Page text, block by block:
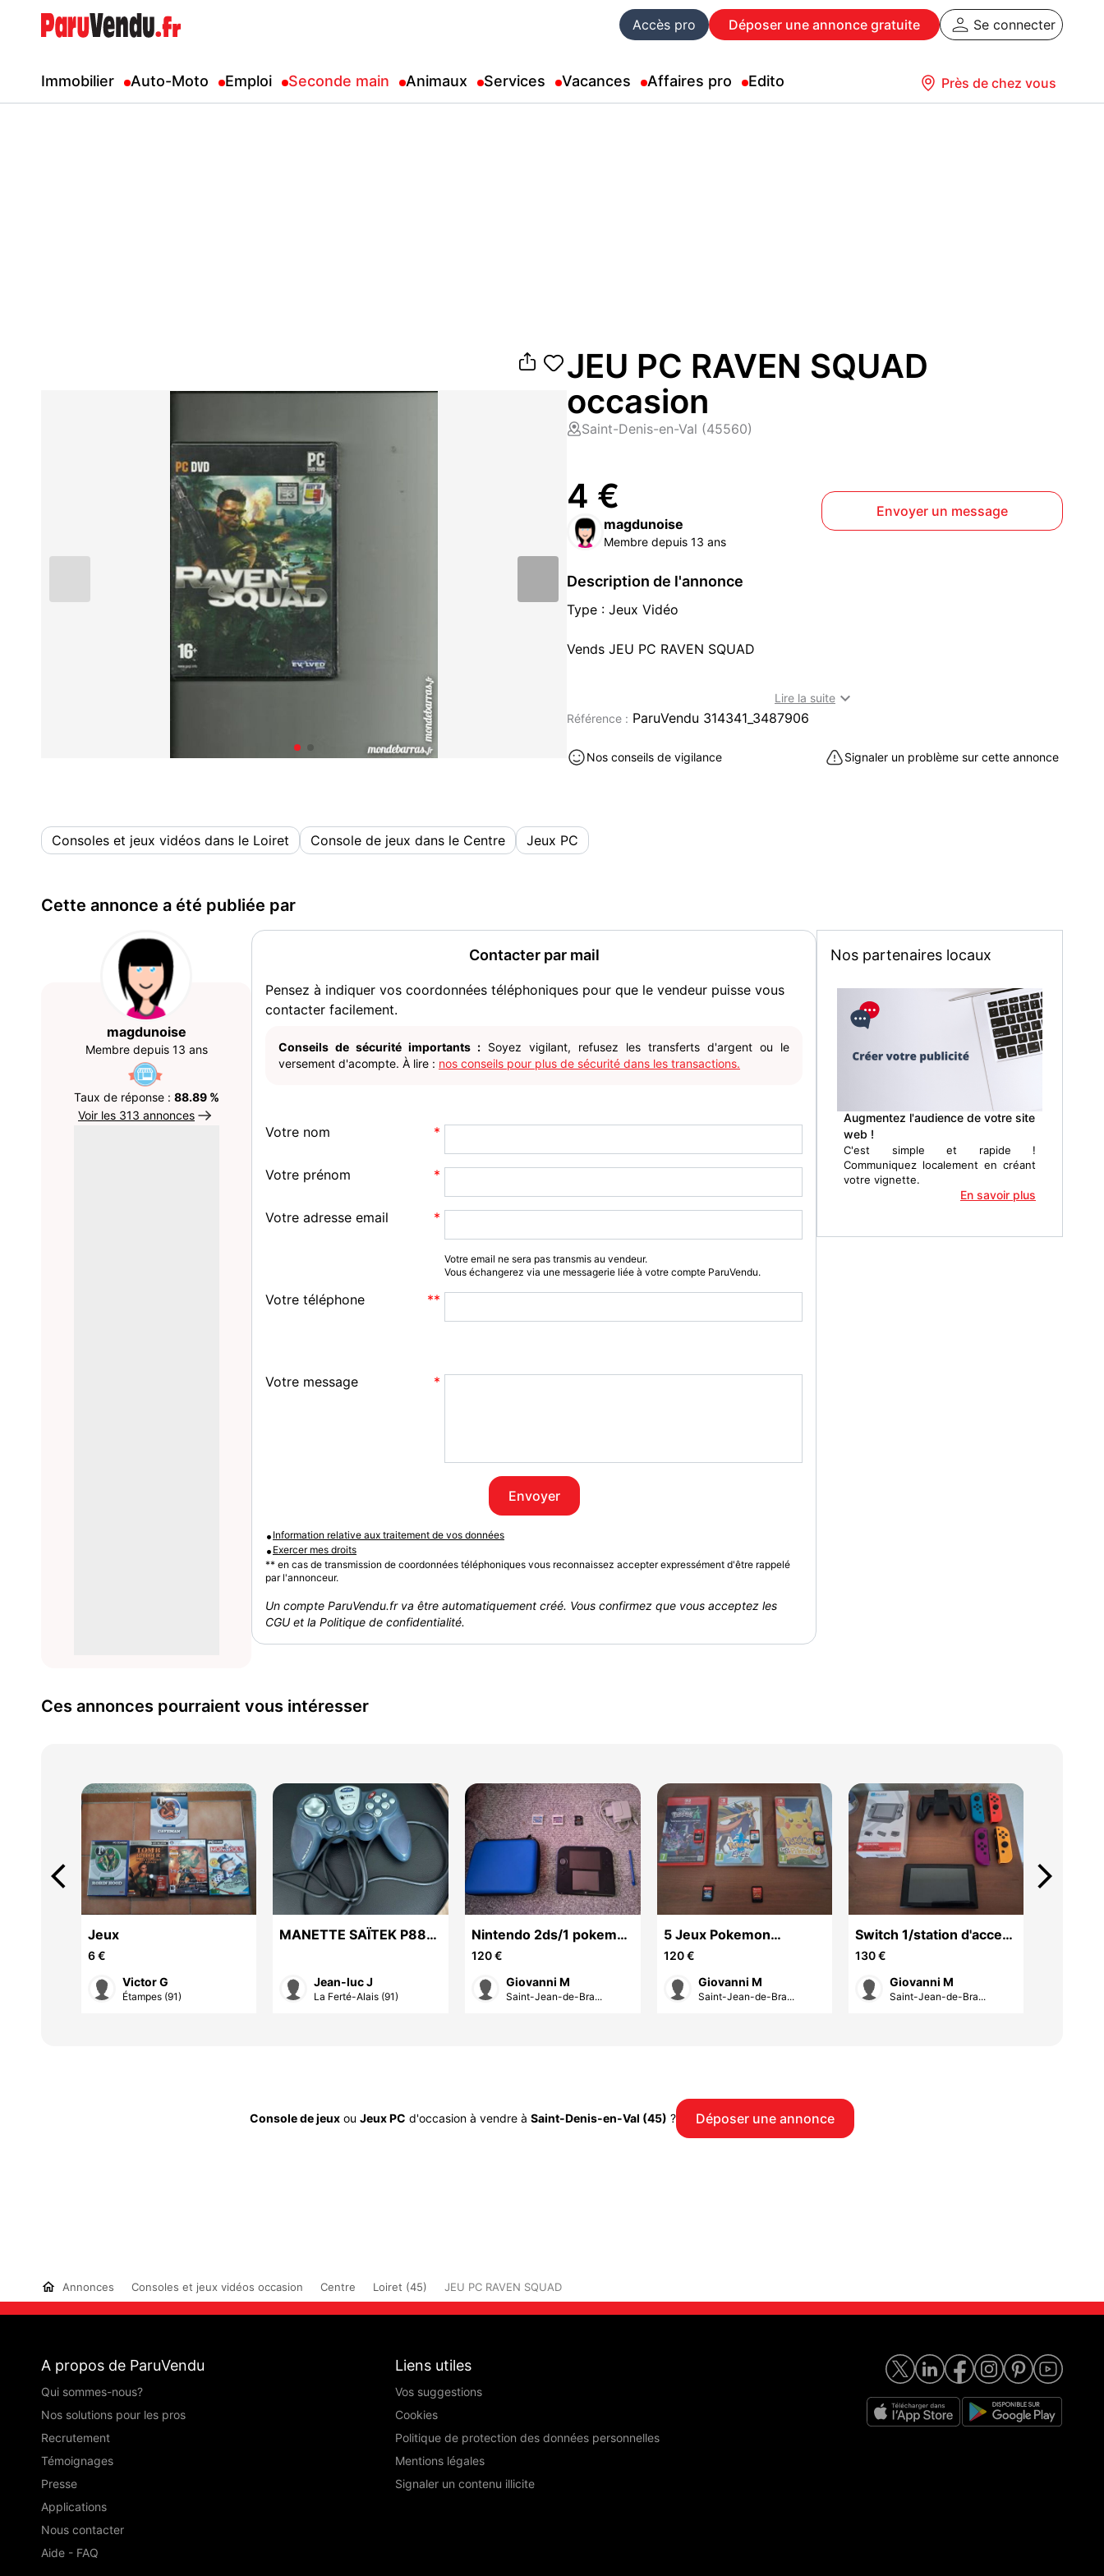
Accès pro Déposer une annonce gratuite Se connecter
Immobilier Auto-Moto Emploi Seconde main Animaux Services Vacances Affaires pro Edito Près de chez vous
JEU PC RAVEN SQUAD
occasion
Saint-Denis-en-Val (45560)
4 €
magdunoise
Membre depuis 13 ans
Envoyer un message
Description de l'annonce
Type : Jeux Vidéo
Vends JEU PC RAVEN SQUAD
4 €
Paiement espèces paypal virement PAS DE CHEQUE
Consoles et jeux vidéos à vendre à Saint-Denis-en-Val (45560)
Lire la suite 
Référence : ParuVendu 314341_3487906
Nos conseils de vigilance Signaler un problème sur cette annonce
Consoles et jeux vidéos dans le Loiret Console de jeux dans le Centre Jeux PC
Cette annonce a été publiée par
magdunoise
Membre depuis 13 ans
Taux de réponse : 88.89 %
Voir les 313 annonces
Contacter par mail
Pensez à indiquer vos coordonnées téléphoniques pour que le vendeur puisse vous
contacter facilement.
Conseils de sécurité importants : Soyez vigilant, refusez les transferts d'argent ou le
versement d'acompte. À lire : nos conseils pour plus de sécurité dans les transactions.
Votre nom
Votre prénom
Votre adresse email
Votre email ne sera pas transmis au vendeur.
Vous échangerez via une messagerie liée à votre compte ParuVendu.
Votre téléphone
Votre message
Envoyer
• Information relative aux traitement de vos données
• Exercer mes droits
** en cas de transmission de coordonnées téléphoniques vous reconnaissez accepter expressément d'être rappelé
par l'annonceur.
Un compte ParuVendu.fr va être automatiquement créé. Vous confirmez que vous acceptez les
CGU et la Politique de confidentialité.
Nos partenaires locaux
Augmentez l'audience de votre site
web !
C'est simple et rapide !
Communiquez localement en créant
votre vignette.
En savoir plus
Ces annonces pourraient vous intéresser
Jeux
6 €
Victor G
Étampes (91)
MANETTE SAÏTEK P880
Jean-luc J
La Ferté-Alais (91)
Nintendo 2ds/1 pokemon
saphir alpha/1 pokemon
ultra lune/
120 €
Giovanni M
Saint-Jean-de-Bra...
5 Jeux Pokemon
SWITCH
120 €
Giovanni M
Saint-Jean-de-Bra...
Switch 1/station d'acceuil
/Accessoires
130 €
Giovanni M
Saint-Jean-de-Bra...
arrow_back_ios arrow_forward_ios
Console de jeux ou Jeux PC d'occasion à vendre à Saint-Denis-en-Val (45) ? Déposer une annonce
Annonces Consoles et jeux vidéos occasion Centre Loiret (45) JEU PC RAVEN SQUAD
A propos de ParuVendu
Qui sommes-nous?
Nos solutions pour les pros
Recrutement
Témoignages
Presse
Applications
Nous contacter
Aide - FAQ
Liens utiles
Vos suggestions
Cookies
Politique de protection des données personnelles
Mentions légales
Signaler un contenu illicite